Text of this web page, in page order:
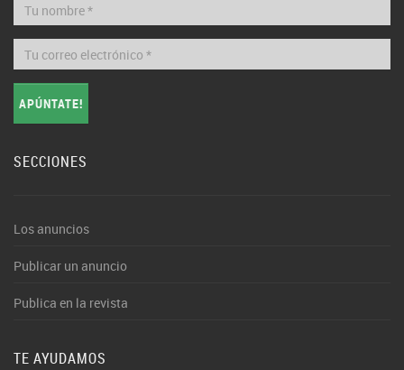
APÚNTATE!
SECCIONES
Los anuncios
Publicar un anuncio
Publica en la revista
TE AYUDAMOS